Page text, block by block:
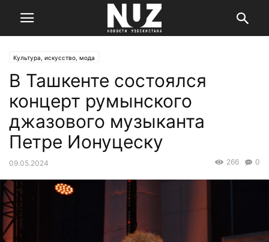
Культура, искусство, мода
В Ташкенте состоялся
концерт румынского
джазового музыканта
Петре Ионуцеску
09.05.2024 0
266